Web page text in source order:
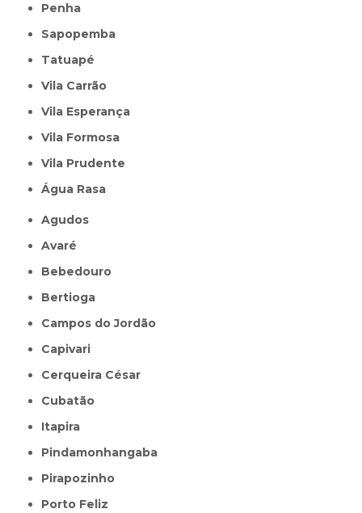
Penha
Sapopemba
Tatuapé
Vila Carrão
Vila Esperança
Vila Formosa
Vila Prudente
Água Rasa
Agudos
Avaré
Bebedouro
Bertioga
Campos do Jordão
Capivari
Cerqueira César
Cubatão
Itapira
Pindamonhangaba
Pirapozinho
Porto Feliz